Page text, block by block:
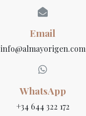
Email
info@almayorigen.com
WhatsApp
+34 644 322 172